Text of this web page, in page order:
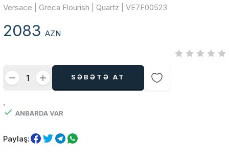
Versace | Greca Flourish | Quartz | VE7F00523
2083AZN
SƏBƏTƏ AT
.
ANBARDA VAR
Paylaş: